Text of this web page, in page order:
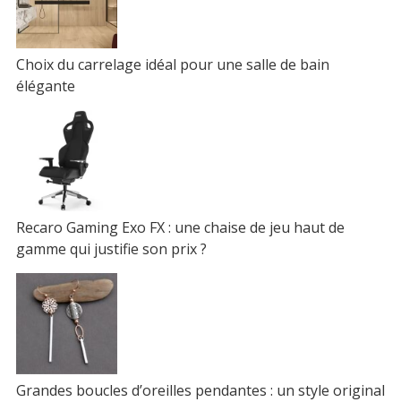
Choix du carrelage idéal pour une salle de bain
élégante
Recaro Gaming Exo FX : une chaise de jeu haut de
gamme qui justifie son prix ?
Grandes boucles d’oreilles pendantes : un style original